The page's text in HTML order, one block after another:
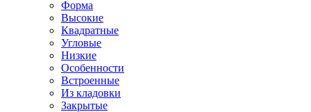
Форма
Высокие
Квадратные
Угловые
Низкие
Особенности
Встроенные
Из кладовки
Закрытые